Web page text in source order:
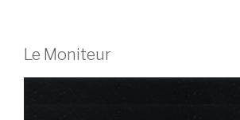
Le Moniteur